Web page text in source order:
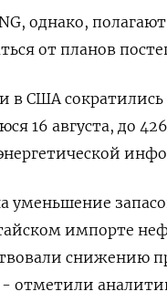
однако,
от планов
в США
16 августа, до
уменьшение
импорте
снижению
отметили